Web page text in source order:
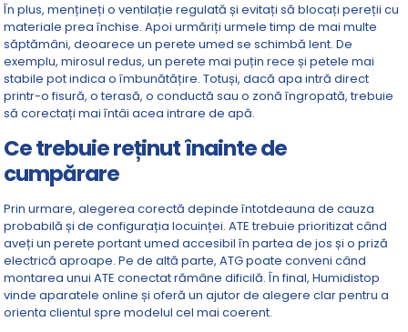
În plus, mențineți o ventilație regulată și evitați să blocați pereții cu
materiale prea închise. Apoi urmăriți urmele timp de mai multe
săptămâni, deoarece un perete umed se schimbă lent. De
exemplu, mirosul redus, un perete mai puțin rece și petele mai
stabile pot indica o îmbunătățire. Totuși, dacă apa intră direct
printr-o fisură, o terasă, o conductă sau o zonă îngropată, trebuie
să corectați mai întâi acea intrare de apă.
Ce trebuie reținut înainte de
cumpărare
Prin urmare, alegerea corectă depinde întotdeauna de cauza
probabilă și de configurația locuinței. ATE trebuie prioritizat când
aveți un perete portant umed accesibil în partea de jos și o priză
electrică aproape. Pe de altă parte, ATG poate conveni când
montarea unui ATE conectat rămâne dificilă. În final, Humidistop
vinde aparatele online și oferă un ajutor de alegere clar pentru a
orienta clientul spre modelul cel mai coerent.